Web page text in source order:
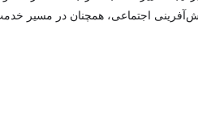
اجتماعی، همچنان در مسیر